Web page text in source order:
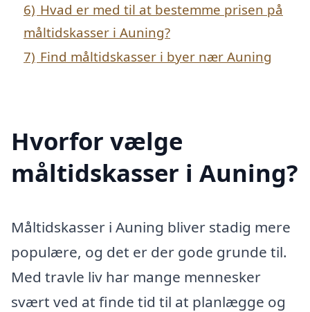
6) Hvad er med til at bestemme prisen på
måltidskasser i Auning?
7) Find måltidskasser i byer nær Auning
Hvorfor vælge
måltidskasser i Auning?
Måltidskasser i Auning bliver stadig mere
populære, og det er der gode grunde til.
Med travle liv har mange mennesker
svært ved at finde tid til at planlægge og